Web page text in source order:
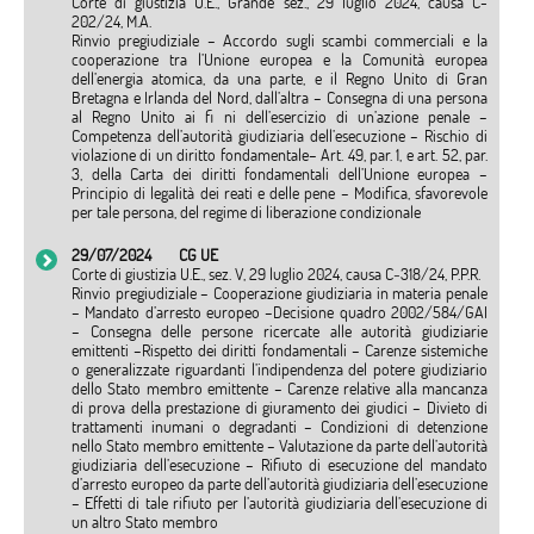
202/24, M.A.
Rinvio pregiudiziale – Accordo sugli scambi commerciali e la
cooperazione tra l’Unione europea e la Comunità europea
dell’energia atomica, da una parte, e il Regno Unito di Gran
Bretagna e Irlanda del Nord, dall’altra – Consegna di una persona
al Regno Unito ai fi ni dell’esercizio di un’azione penale –
Competenza dell’autorità giudiziaria dell’esecuzione – Rischio di
violazione di un diritto fondamentale– Art. 49, par. 1, e art. 52, par.
3, della Carta dei diritti fondamentali dell’Unione europea –
Principio di legalità dei reati e delle pene – Modifica, sfavorevole
per tale persona, del regime di liberazione condizionale
29/07/2024
CG UE
Corte di giustizia U.E., sez. V, 29 luglio 2024, causa C‑318/24, P.P.R.
Rinvio pregiudiziale – Cooperazione giudiziaria in materia penale
– Mandato d’arresto europeo –Decisione quadro 2002/584/GAI
– Consegna delle persone ricercate alle autorità giudiziarie
emittenti –Rispetto dei diritti fondamentali – Carenze sistemiche
o generalizzate riguardanti l’indipendenza del potere giudiziario
dello Stato membro emittente – Carenze relative alla mancanza
di prova della prestazione di giuramento dei giudici – Divieto di
trattamenti inumani o degradanti – Condizioni di detenzione
nello Stato membro emittente – Valutazione da parte dell’autorità
giudiziaria dell’esecuzione – Rifiuto di esecuzione del mandato
d’arresto europeo da parte dell’autorità giudiziaria dell’esecuzione
– Effetti di tale rifiuto per l’autorità giudiziaria dell’esecuzione di
un altro Stato membro